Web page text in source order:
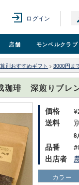
ログイン
店舗 モンベルクラブ
別おすすめギフト > 3000円ま
珈琲 深煎りブレ
価格
送料
品番
出店者
カラー